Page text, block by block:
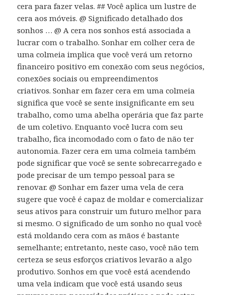
cera para fazer velas. ## Você aplica um lustre de
cera aos móveis. @ Significado detalhado dos
sonhos … @ A cera nos sonhos está associada a
lucrar com o trabalho. Sonhar em colher cera de
uma colmeia implica que você verá um retorno
financeiro positivo em conexão com seus negócios,
conexões sociais ou empreendimentos
criativos. Sonhar em fazer cera em uma colmeia
significa que você se sente insignificante em seu
trabalho, como uma abelha operária que faz parte
de um coletivo. Enquanto você lucra com seu
trabalho, fica incomodado com o fato de não ter
autonomia. Fazer cera em uma colmeia também
pode significar que você se sente sobrecarregado e
pode precisar de um tempo pessoal para se
renovar. @ Sonhar em fazer uma vela de cera
sugere que você é capaz de moldar e comercializar
seus ativos para construir um futuro melhor para
si mesmo. O significado de um sonho no qual você
está moldando cera com as mãos é bastante
semelhante; entretanto, neste caso, você não tem
certeza se seus esforços criativos levarão a algo
produtivo. Sonhos em que você está acendendo
uma vela indicam que você está usando seus